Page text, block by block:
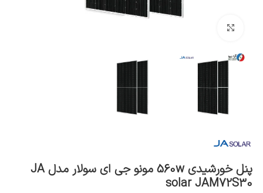
پنل خورشیدی 560w مونو جی ای سولار مدل JA
solar JAM72S30